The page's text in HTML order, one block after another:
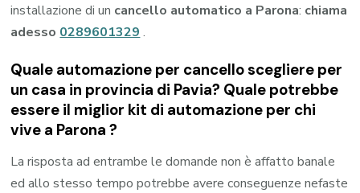
installazione di un cancello automatico a Parona: chiama
adesso 0289601329 .
Quale automazione per cancello scegliere per
un casa in provincia di Pavia? Quale potrebbe
essere il miglior kit di automazione per chi
vive a Parona ?
La risposta ad entrambe le domande non è affatto banale
ed allo stesso tempo potrebbe avere conseguenze nefaste